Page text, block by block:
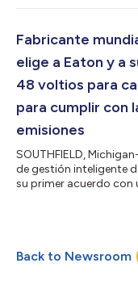
Stuttgart (Alemania).
satisfagan la
Fabricante
elige a Eaton y a
48 voltios para
para cumplir con
emisiones
SOUTHFIELD,
de gestión inteligente
su primer acuerdo con
calentar rápidamente
de escape diésel y
funcionamiento del
Back to Newsroom